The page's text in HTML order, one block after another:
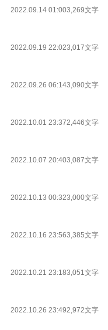
2022.09.14 01:003,269文字
2022.09.19 22:023,017文字
2022.09.26 06:143,090文字
2022.10.01 23:372,446文字
2022.10.07 20:403,087文字
2022.10.13 00:323,000文字
2022.10.16 23:563,385文字
2022.10.21 23:183,051文字
2022.10.26 23:492,972文字